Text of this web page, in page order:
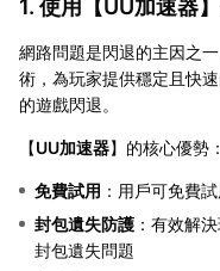
1. 使用【UU加速器
網路問題是閃退的主因之
術，為玩家提供穩定且快
的遊戲閃退。
【UU加速器】的核心優勢：
免費試用 ：用戶可免費
封包遺失防護 ：有效解
封包遺失問題